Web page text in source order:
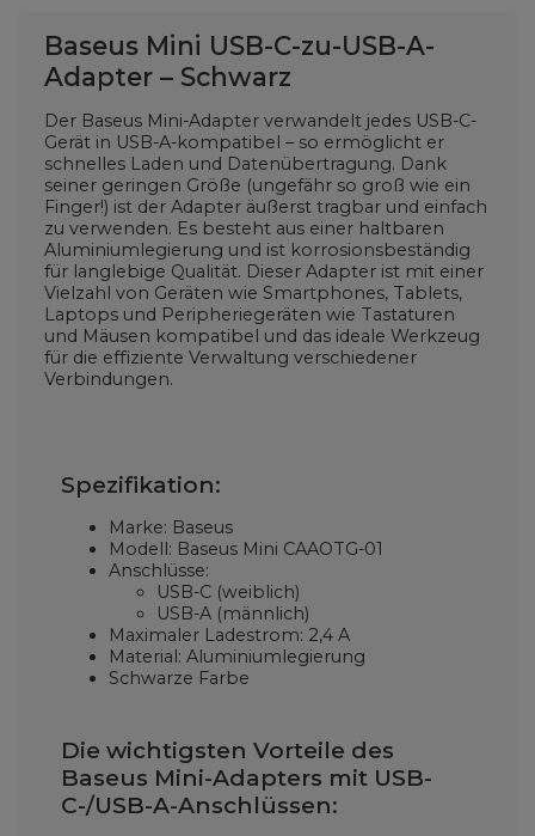
Baseus Mini USB-C-zu-USB-A-
Adapter – Schwarz
Der Baseus Mini-Adapter verwandelt jedes USB-C-
Gerät in USB-A-kompatibel – so ermöglicht er
schnelles Laden und Datenübertragung. Dank
seiner geringen Größe (ungefähr so ​​groß wie ein
Finger!) ist der Adapter äußerst tragbar und einfach
zu verwenden. Es besteht aus einer haltbaren
Aluminiumlegierung und ist korrosionsbeständig
für langlebige Qualität. Dieser Adapter ist mit einer
Vielzahl von Geräten wie Smartphones, Tablets,
Laptops und Peripheriegeräten wie Tastaturen
und Mäusen kompatibel und das ideale Werkzeug
für die effiziente Verwaltung verschiedener
Verbindungen.
Spezifikation:
Marke: Baseus
Modell: Baseus Mini CAAOTG-01
Anschlüsse:
USB-C (weiblich)
USB-A (männlich)
Maximaler Ladestrom: 2,4 A
Material: Aluminiumlegierung
Schwarze Farbe
Die wichtigsten Vorteile des
Baseus Mini-Adapters mit USB-
C-/USB-A-Anschlüssen: